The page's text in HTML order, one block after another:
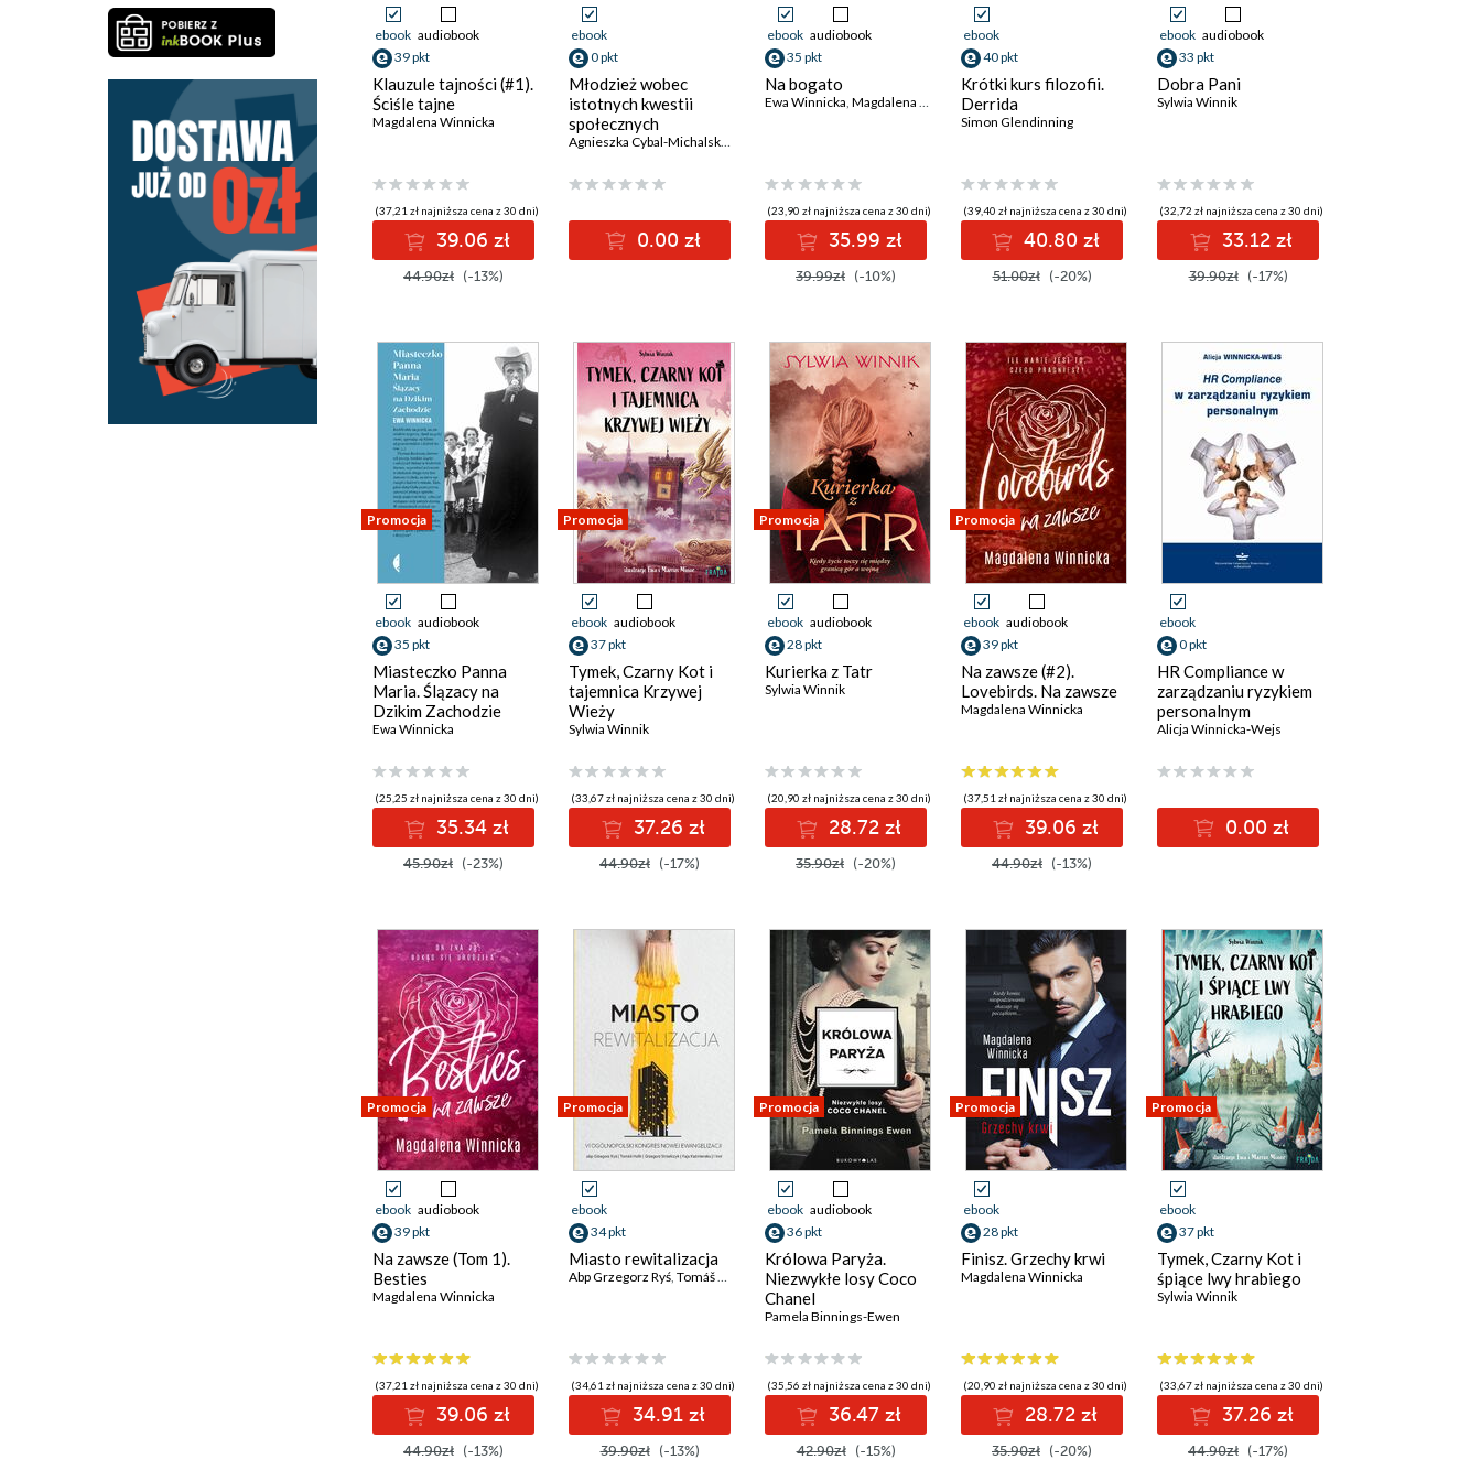
ebook audiobook
39 pkt
Klauzule tajności (#1).
Ściśle tajne
Magdalena Winnicka
(37,21 zł najniższa cena z 30 dni)
39.06 zł
44.90zł (-13%)
ebook
0 pkt
Młodzież wobec
istotnych kwestii
społecznych
Agnieszka Cybal-Michalska,
0.00 zł
ebook audiobook
35 pkt
Na bogato
Ewa Winnicka, Magdalena Grzebałkowska
(23,90 zł najniższa cena z 30 dni)
35.99 zł
39.99zł (-10%)
ebook
40 pkt
Krótki kurs filozofii.
Derrida
Simon Glendinning
(39,40 zł najniższa cena z 30 dni)
40.80 zł
51.00zł (-20%)
ebook audiobook
33 pkt
Dobra Pani
Sylwia Winnik
(32,72 zł najniższa cena z 30 dni)
33.12 zł
39.90zł (-17%)
Promocja
ebook audiobook
35 pkt
Miasteczko Panna
Maria. Ślązacy na
Dzikim Zachodzie
Ewa Winnicka
(25,25 zł najniższa cena z 30 dni)
35.34 zł
45.90zł (-23%)
Promocja
ebook audiobook
37 pkt
Tymek, Czarny Kot i
tajemnica Krzywej
Wieży
Sylwia Winnik
(33,67 zł najniższa cena z 30 dni)
37.26 zł
44.90zł (-17%)
Promocja
ebook audiobook
28 pkt
Kurierka z Tatr
Sylwia Winnik
(20,90 zł najniższa cena z 30 dni)
28.72 zł
35.90zł (-20%)
Promocja
ebook audiobook
39 pkt
Na zawsze (#2).
Lovebirds. Na zawsze
Magdalena Winnicka
(37,51 zł najniższa cena z 30 dni)
39.06 zł
44.90zł (-13%)
ebook
0 pkt
HR Compliance w
zarządzaniu ryzykiem
personalnym
Alicja Winnicka-Wejs
0.00 zł
Promocja
ebook audiobook
39 pkt
Na zawsze (Tom 1).
Besties
Magdalena Winnicka
(37,21 zł najniższa cena z 30 dni)
39.06 zł
44.90zł (-13%)
Promocja
ebook
34 pkt
Miasto rewitalizacja
Abp Grzegorz Ryś, Tomáš Halík Grzegorz Strzelczyk, Kaja Kaźmierska,I inni
(34,61 zł najniższa cena z 30 dni)
34.91 zł
39.90zł (-13%)
Promocja
ebook audiobook
36 pkt
Królowa Paryża.
Niezwykłe losy Coco
Chanel
Pamela Binnings-Ewen
(35,56 zł najniższa cena z 30 dni)
36.47 zł
42.90zł (-15%)
Promocja
ebook
28 pkt
Finisz. Grzechy krwi
Magdalena Winnicka
(20,90 zł najniższa cena z 30 dni)
28.72 zł
35.90zł (-20%)
Promocja
ebook
37 pkt
Tymek, Czarny Kot i
śpiące lwy hrabiego
Sylwia Winnik
(33,67 zł najniższa cena z 30 dni)
37.26 zł
44.90zł (-17%)